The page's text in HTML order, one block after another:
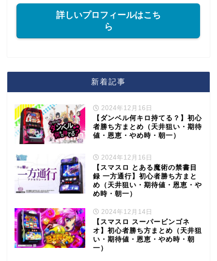
詳しいプロフィールはこち
ら
新着記事
2024年12月16日
【ダンベル何キロ持てる？】初心
者勝ち方まとめ（天井狙い・期待
値・恩恵・やめ時・朝一）
2024年12月16日
【スマスロ とある魔術の禁書目
録 一方通行】初心者勝ち方まと
め（天井狙い・期待値・恩恵・や
め時・朝一）
2024年12月14日
【スマスロ スーパービンゴネ
オ】初心者勝ち方まとめ（天井狙
い・期待値・恩恵・やめ時・朝
一）